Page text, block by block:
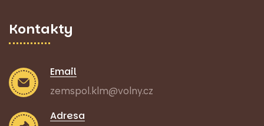
Kontakty
Email
zemspol.klm@volny.cz
Adresa